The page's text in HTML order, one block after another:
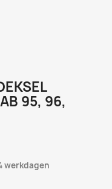
95, 96,
werkdagen